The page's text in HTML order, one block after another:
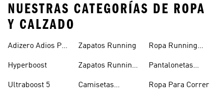
NUESTRAS CATEGORÍAS DE ROPA
Y CALZADO
Adizero Adios Pro
Hyperboost
Ultraboost 5
Zapatos Running
Zapatos Running
Camisetas
Ropa Running
Pantalonetas
Ropa Para Correr